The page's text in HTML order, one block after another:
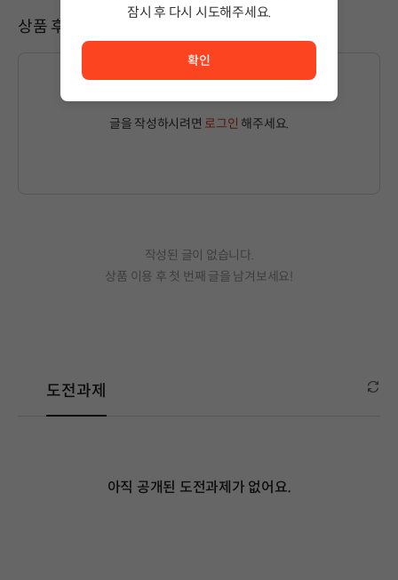
상품 후기
글을 작성하시려면 로그인 해주세요.
작성된 글이 없습니다.
상품 이용 후 첫 번째 글을 남겨보세요!
도전과제
아직 공개된 도전과제가 없어요.
잠시 후 다시 시도해주세요.
확인